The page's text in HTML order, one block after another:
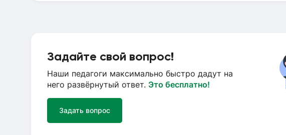
Задайте свой вопрос!
Наши педагоги максимально быстро дадут на
него развёрнутый ответ. Это бесплатно!
Задать вопрос